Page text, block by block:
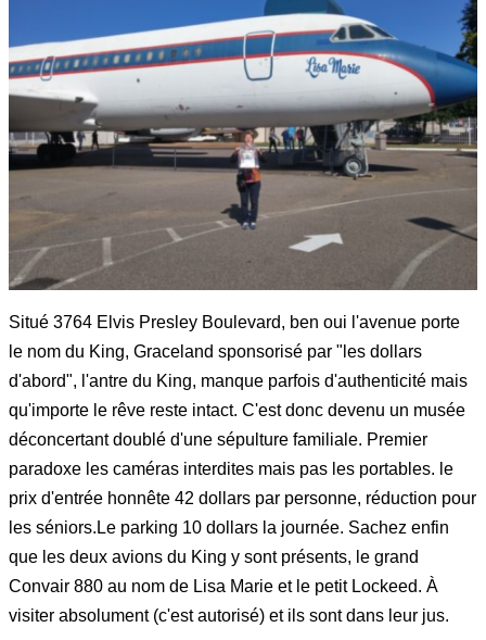
Situé 3764 Elvis Presley Boulevard, ben oui l'avenue porte
le nom du King, Graceland sponsorisé par "les dollars
d'abord", l'antre du King, manque parfois d'authenticité mais
qu'importe le rêve reste intact. C'est donc devenu un musée
déconcertant doublé d'une sépulture familiale. Premier
paradoxe les caméras interdites mais pas les portables. le
prix d'entrée honnête 42 dollars par personne, réduction pour
les séniors.Le parking 10 dollars la journée. Sachez enfin
que les deux avions du King y sont présents, le grand
Convair 880 au nom de Lisa Marie et le petit Lockeed. À
visiter absolument (c'est autorisé) et ils sont dans leur jus.